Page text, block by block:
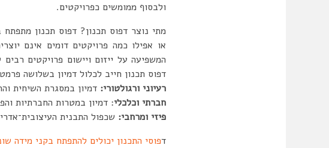
ולבסוף ממומשים כפרויקטים.
מתי נוצר דפוס תכנון? דפוס תכנון
או אפילו כמה פרויקטים דומים אינם
המשפיעה על ייזום ויישום פרויקטים
דפוס תכנון חייב לכלול דמיון בשלושה
רעיוני ורגולטורי: דמיון במסגרת השיחית
חברתי וכלכלי: דמיון במטרות החברתיות
פיזי ומרחבי: שכפול התבנית
דפוסי התכנון יכולים להתפתח בקני מידה